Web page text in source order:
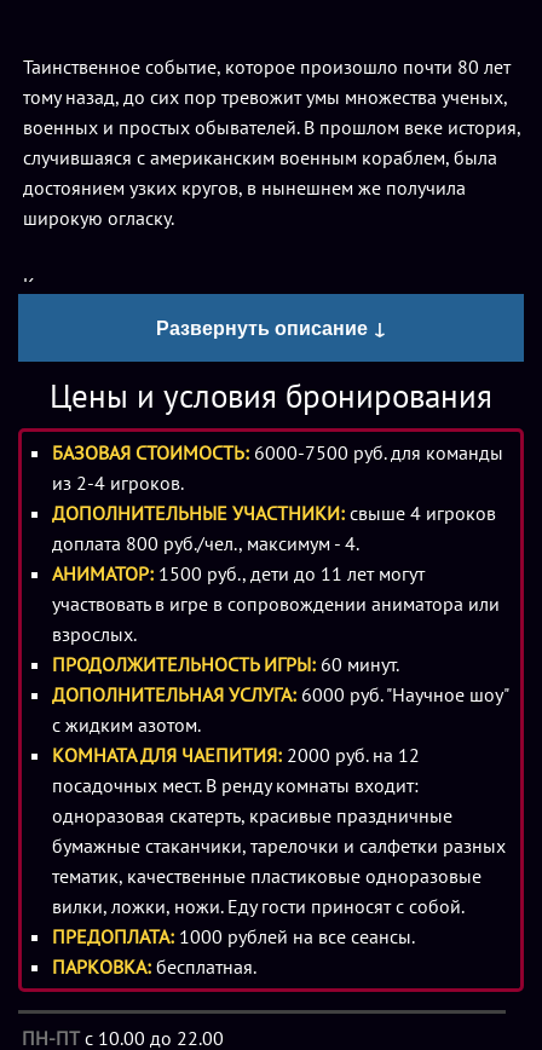
Таинственное событие, которое произошло почти 80 лет
тому назад, до сих пор тревожит умы множества ученых,
военных и простых обывателей. В прошлом веке история,
случившаяся с американским военным кораблем, была
достоянием узких кругов, в нынешнем же получила
широкую огласку.
К сожалению, с тех пор прошло слишком много лет, и уже
Однако команды, забронировавшие
квест «КГБ.
провести собственное расследование необыкновенного
случая и дать ему научно-обоснованное объяснение. В их
распоряжении будет только час, чтобы обследовать
локацию и вынести свой вердикт. Сделать это будет
непросто, учитывая многочисленные ребусы, ловушки и
спецэффекты. Однако главный козырь, доступный всем
игрокам при успешном решении задач, машина времени,
компенсирует все эти трудности.
Сценарий игры основан на давнем происшествии,
получившем название «эксперимент Филадельфия». В 40-
е годы прошлого столетия, во время Второй мировой
войны, американцы (по их собственному заявлению)
изобрели новое тайное оружие и решили провести
эксперимент, чтобы испытать его. На военной базе в
Филадельфии находился корабль, снабженный
устройством, которое якобы могло сделать его полностью
невидимым. Невидимым не только для вражеских
радаров или систем слежения, а полностью, то есть
абсолютно невидимым. Военные генералы повернули
неведомый рубильник, и корабль со всей командой и
Развернуть описание ↓
Цены и условия бронирования
БАЗОВАЯ СТОИМОСТЬ: 6000-7500 руб. для команды
из 2-4 игроков.
ДОПОЛНИТЕЛЬНЫЕ УЧАСТНИКИ: свыше 4 игроков
доплата 800 руб./чел., максимум - 4.
АНИМАТОР: 1500 руб., дети до 11 лет могут
участвовать в игре в сопровождении аниматора или
взрослых.
ПРОДОЛЖИТЕЛЬНОСТЬ ИГРЫ: 60 минут.
ДОПОЛНИТЕЛЬНАЯ УСЛУГА: 6000 руб. "Научное шоу"
с жидким азотом.
КОМНАТА ДЛЯ ЧАЕПИТИЯ: 2000 руб. на 12
посадочных мест. В ренду комнаты входит:
одноразовая скатерть, красивые праздничные
бумажные стаканчики, тарелочки и салфетки разных
тематик, качественные пластиковые одноразовые
вилки, ложки, ножи. Еду гости приносят с собой.
ПРЕДОПЛАТА: 1000 рублей на все сеансы.
ПАРКОВКА: бесплатная.
ПН-ПТс 10.00 до 22.00